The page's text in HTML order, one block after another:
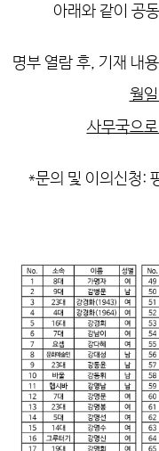
아래와 같이 공
명부 열람 후, 기재 내
월
사무국으
*문의 및 이의신청